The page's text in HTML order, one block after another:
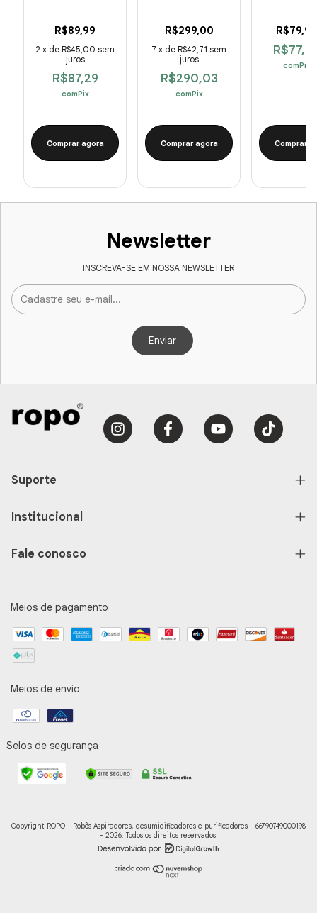
R$89,99
R$87,29
comPix
2 x de R$45,00 sem
juros
Comprar agora
R$299,00
R$290,03
comPix
7 x de R$42,71 sem
juros
Comprar agora
R$79,90
comPix
Comprar
Newsletter
INSCREVA-SE EM NOSSA NEWSLETTER
Suporte
Institucional
Fale conosco
Meios de pagamento
Meios de envio
Selos de segurança
Copyright ROPO - Robôs Aspiradores, desumidificadores e purificadores - 66790749000198
- 2026. Todos os direitos reservados.